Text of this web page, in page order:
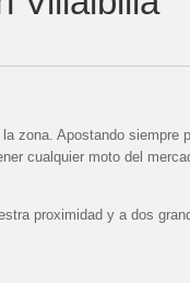
zona. Apostando siempre
cualquier moto del
proximidad y a dos